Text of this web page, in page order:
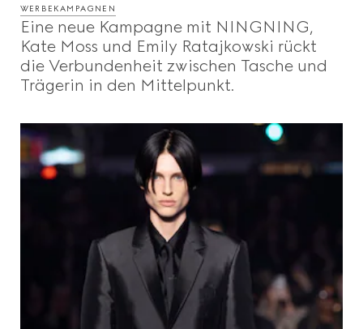
WERBEKAMPAGNEN
Eine neue Kampagne mit NINGNING,
Kate Moss und Emily Ratajkowski rückt
die Verbundenheit zwischen Tasche und
Trägerin in den Mittelpunkt.